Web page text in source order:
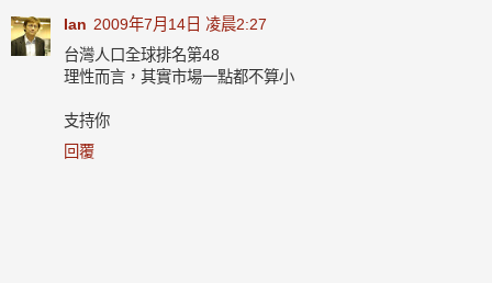
Ian 2009年7月14日 凌晨2:27
台灣人口全球排名第48
理性而言，其實市場一點都不算小
支持你
回覆